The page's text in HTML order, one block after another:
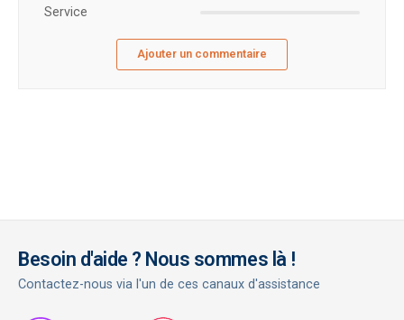
Service
Ajouter un commentaire
Besoin d'aide ? Nous sommes là !
Contactez-nous via l'un de ces canaux d'assistance